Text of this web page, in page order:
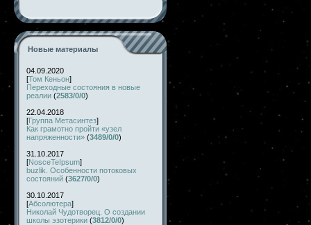
Новые материалы
04.09.2020
[Том Кеньон]
Переходные состояния в новые
реалии (2583/0/0)
22.04.2018
[Группа Метасинтез]
Как грамотно пройти «узел
напряженности» (3489/0/0)
31.10.2017
[NosceTeIpsum]
buzlik. Особенности потоковых
состояний (3627/0/0)
30.10.2017
[Абсолютера]
Николай Чудотворец. О создании
школы эзотерики (3812/0/0)